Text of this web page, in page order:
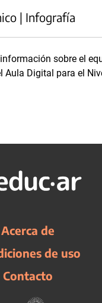
| Infografía
sobre el
Aula Digital para el
Acerca de
de uso
Contacto